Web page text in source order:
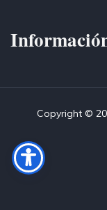
Copyright ©